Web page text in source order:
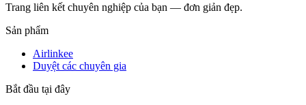
Trang liên kết chuyên nghiệp của bạn — đơn giản đẹp.
Sản phẩm
Airlinkee
Duyệt các chuyên gia
Bắt đầu tại đây